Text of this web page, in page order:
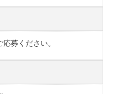
募ください。